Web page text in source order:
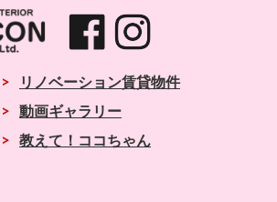
>
リノベーション賃貸物件
> 動画ギャラリー
> 教えて！ココちゃん